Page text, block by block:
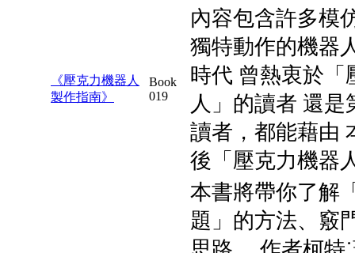
《壓克力機器人
製作指南》
Book
019
內容包含許多模
獨特動作的機器
時代 曾熱衷於「
人」的讀者 還是
讀者，都能藉由
後「壓克力機器
本書將帶你了解
題」的方法、竅